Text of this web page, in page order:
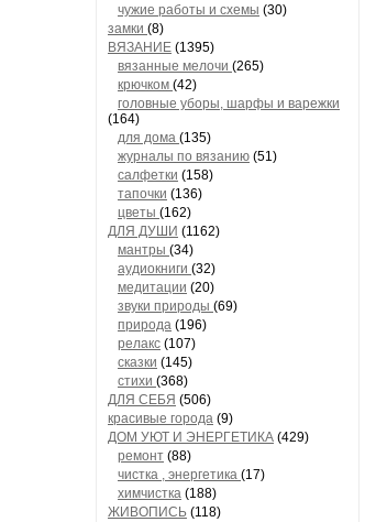
чужие работы и схемы (30)
замки (8)
ВЯЗАНИЕ (1395)
вязанные мелочи (265)
крючком (42)
головные уборы, шарфы и варежки
(164)
для дома (135)
журналы по вязанию (51)
салфетки (158)
тапочки (136)
цветы (162)
ДЛЯ ДУШИ (1162)
мантры (34)
аудиокниги (32)
медитации (20)
звуки природы (69)
природа (196)
релакс (107)
сказки (145)
стихи (368)
ДЛЯ СЕБЯ (506)
красивые города (9)
ДОМ УЮТ И ЭНЕРГЕТИКА (429)
ремонт (88)
чистка , энергетика (17)
химчистка (188)
ЖИВОПИСЬ (118)